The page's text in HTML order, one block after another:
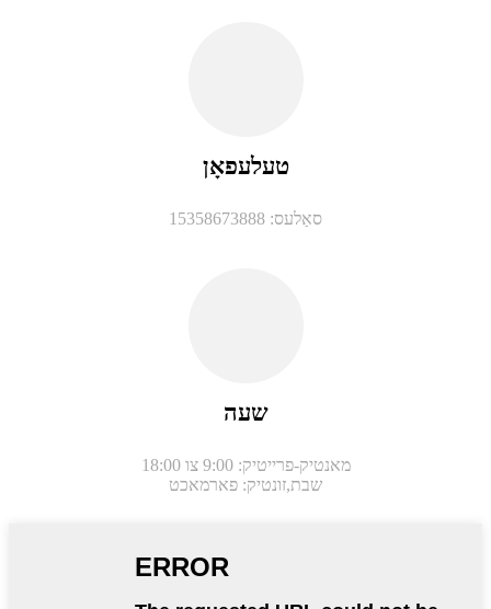
טעלעפאָן
סאַלעס: 15358673888
שעה
מאנטיק-פרייטיק: 9:00 צו 18:00
שבת,זונטיק: פארמאכט